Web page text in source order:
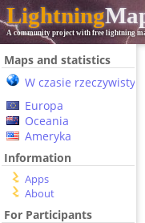
Lightning
A community project with free lightning
Maps and statistics
W czasie rzeczywistym
Europa
Oceania
Ameryka
Information
Apps
About
For Participants